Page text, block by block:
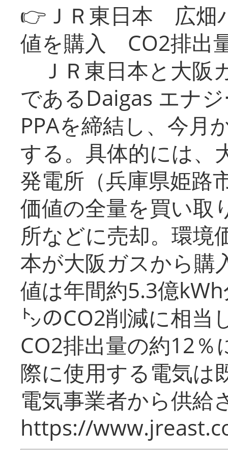
👉ＪＲ東日本 広畑
値を購入 CO2排出
ＪＲ東日本と大阪
であるDaigas エナ
PPAを締結し、今月
する。具体的には、
発電所（兵庫県姫路
価値の全量を買い取
所などに売却。環境
本が大阪ガスから購
値は年間約5.3億
㌧のCO2削減に相当
CO2排出量の約12％
際に使用する電気は
電気事業者から供給
https://